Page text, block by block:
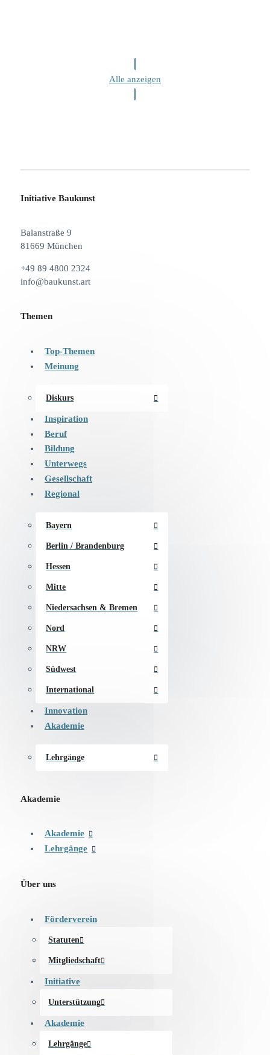
Alle anzeigen
Initiative Baukunst
Balanstraße 9
81669 München
+49 89 4800 2324
info@baukunst.art
Themen
Top-Themen
Meinung
Diskurs
Inspiration
Beruf
Bildung
Unterwegs
Gesellschaft
Regional
Bayern
Berlin / Brandenburg
Hessen
Mitte
Niedersachsen & Bremen
Nord
NRW
Südwest
International
Innovation
Akademie
Lehrgänge
Akademie
Akademie
Lehrgänge
Über uns
Förderverein
Statuten
Mitgliedschaft
Initiative
Unterstützung
Akademie
Lehrgänge